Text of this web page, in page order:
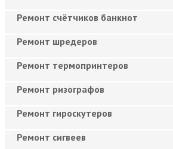
Ремонт счётчиков банкнот
Ремонт шредеров
Ремонт термопринтеров
Ремонт ризографов
Ремонт гироскутеров
Ремонт сигвеев